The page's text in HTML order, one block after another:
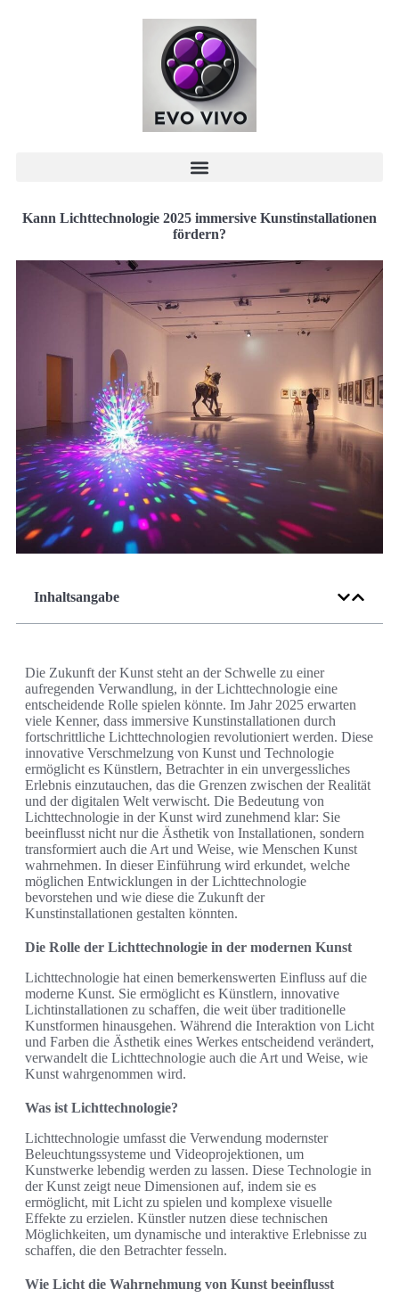
Kann Lichttechnologie 2025 immersive Kunstinstallationen
fördern?
Inhaltsangabe
Die Zukunft der Kunst steht an der Schwelle zu einer
aufregenden Verwandlung, in der Lichttechnologie eine
entscheidende Rolle spielen könnte. Im Jahr 2025 erwarten
viele Kenner, dass immersive Kunstinstallationen durch
fortschrittliche Lichttechnologien revolutioniert werden. Diese
innovative Verschmelzung von Kunst und Technologie
ermöglicht es Künstlern, Betrachter in ein unvergessliches
Erlebnis einzutauchen, das die Grenzen zwischen der Realität
und der digitalen Welt verwischt. Die Bedeutung von
Lichttechnologie in der Kunst wird zunehmend klar: Sie
beeinflusst nicht nur die Ästhetik von Installationen, sondern
transformiert auch die Art und Weise, wie Menschen Kunst
wahrnehmen. In dieser Einführung wird erkundet, welche
möglichen Entwicklungen in der Lichttechnologie
bevorstehen und wie diese die Zukunft der
Kunstinstallationen gestalten könnten.
Die Rolle der Lichttechnologie in der modernen Kunst
Lichttechnologie hat einen bemerkenswerten Einfluss auf die
moderne Kunst. Sie ermöglicht es Künstlern, innovative
Lichtinstallationen zu schaffen, die weit über traditionelle
Kunstformen hinausgehen. Während die Interaktion von Licht
und Farben die Ästhetik eines Werkes entscheidend verändert,
verwandelt die Lichttechnologie auch die Art und Weise, wie
Kunst wahrgenommen wird.
Was ist Lichttechnologie?
Lichttechnologie umfasst die Verwendung modernster
Beleuchtungssysteme und Videoprojektionen, um
Kunstwerke lebendig werden zu lassen. Diese Technologie in
der Kunst zeigt neue Dimensionen auf, indem sie es
ermöglicht, mit Licht zu spielen und komplexe visuelle
Effekte zu erzielen. Künstler nutzen diese technischen
Möglichkeiten, um dynamische und interaktive Erlebnisse zu
schaffen, die den Betrachter fesseln.
Wie Licht die Wahrnehmung von Kunst beeinflusst